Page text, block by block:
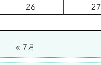
26 27
« 7月